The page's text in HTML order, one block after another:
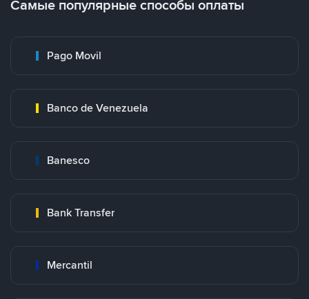
Самые популярные способы оплаты
Pago Movil
Banco de Venezuela
Banesco
Bank Transfer
Mercantil